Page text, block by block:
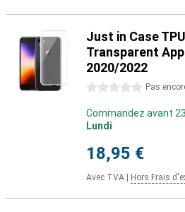
Just in Case
Transparent
2020/2022
0 étoiles Pas
Commandez avant
Lundi
18,95 €
Avec TVA Hors Frais